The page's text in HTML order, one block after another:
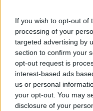
If you wish to opt-out of
processing of your
targeted advertising by
section to confirm your
opt-out request is
interest-based ads
us or personal
your opt-out. You may
disclosure of your
Τσίπρας: Στη
του οικονομικού